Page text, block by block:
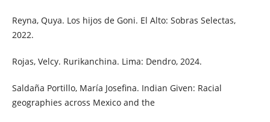
Reyna, Quya. Los hijos de Goni. El Alto: Sobras Selectas,
2022.
Rojas, Velcy. Rurikanchina. Lima: Dendro, 2024.
Saldaña Portillo, María Josefina. Indian Given: Racial
geographies across Mexico and the